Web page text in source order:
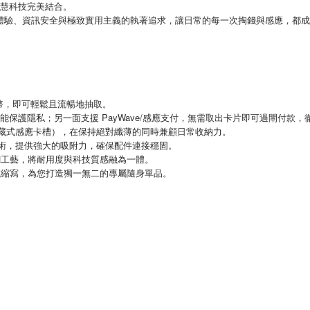
科技完美結合。
驗、資訊安全與極致實用主義的執著追求，讓日常的每一次掏錢與感應，都
即可輕鬆且流暢地抽取。
保護隱私；另一面支援 PayWave/感應支付，無需取出卡片即可過閘付款，
式感應卡槽），在保持絕對纖薄的同時兼顧日常收納力。
，提供強大的吸附力，確保配件連接穩固。
藝，將耐用度與科技質感融為一體。
寫，為您打造獨一無二的專屬隨身單品。